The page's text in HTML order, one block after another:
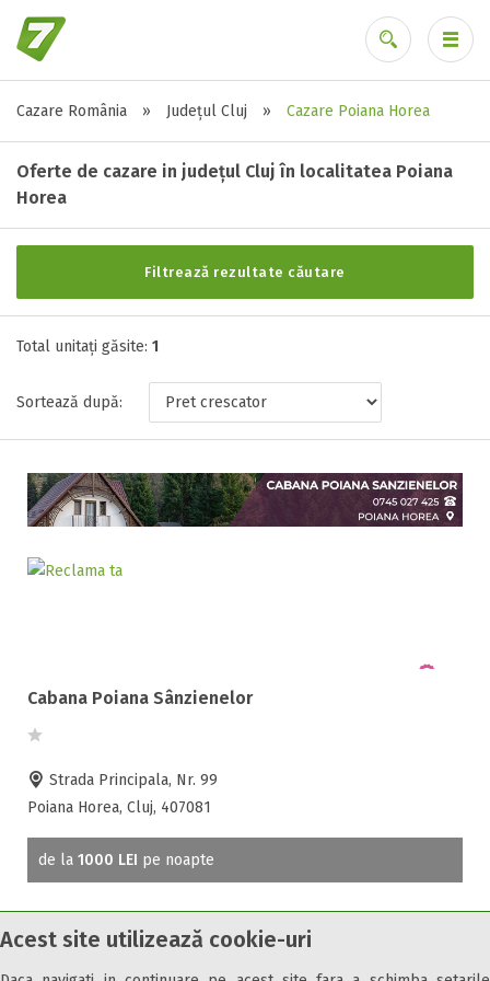
Acest site utilizează cookie-uri
Cazare România » Județul Cluj » Cazare Poiana Horea
Oferte de cazare in județul Cluj în localitatea Poiana
Horea
Filtrează rezultate căutare
Alte tipuri de unități
Toate tipurile de unitati de cazari
Cabana ( 1 )
Stele / margarete
Neclasificat
1 stea / margareta
2 stele / margarete
3 stele / margarete
4 stele / margarete
Selecteaza pretul
Plata cu cardul
Restaurant
All inclusive
Pensiune completa
Mic dejun
Total unitați găsite: 1
Sortează după:
Cabana Poiana Sânzienelor
Strada Principala, Nr. 99
Poiana Horea, Cluj, 407081
de la 1000 LEI pe noapte